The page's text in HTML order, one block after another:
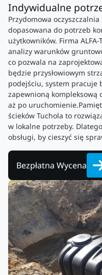
Indywidualne
Przydomowa
dopasowana do potrzeb
użytkowników. Firma ALFA-
analizy warunków
co pozwala na
będzie przysłowiowym
podejściu, system pracuje
zapewnioną kompleksową
aż po
ścieków Tuchola to
w lokalne potrzeby.
obsługi, by cieszyć się
Bezpłatna Wycena